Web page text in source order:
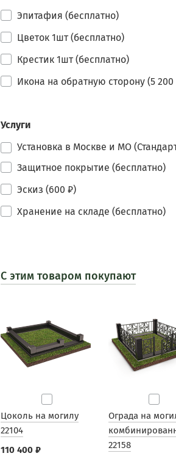
Эпитафия (бесплатно)
Цветок 1шт (бесплатно)
Крестик 1шт (бесплатно)
Икона на обратную сторону (5 200
Услуги
Установка в Москве и МО
Защитное покрытие (бесплатно)
Эскиз (600 ₽)
Хранение на складе (бесплатно)
С этим товаром покупают
Цоколь на могилу
22104
110 400 ₽
Ограда на
22158